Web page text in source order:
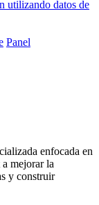
utilizando datos de
Panel
enfocada en
mejorar la
y construir